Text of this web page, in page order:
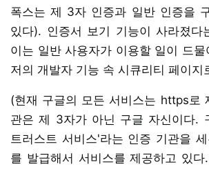
폭스는 제 3자 인증과 일반 인증을
있다). 인증서 보기 기능이 사라졌다
이는 일반 사용자가 이용할 일이 드
저의 개발자 기능 속 시큐리티 페이지
(현재 구글의 모든 서비스는 https로
관은 제 3자가 아닌 구글 자신이다.
트러스트 서비스'라는 인증 기관을
를 발급해서 서비스를 제공하고 있다